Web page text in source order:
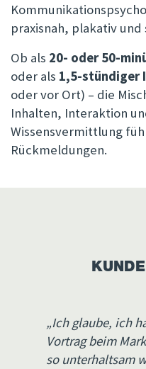
praxisnah, plakativ
Ob als 20- oder 50-
oder als 1,5-stündiger
oder vor Ort) – die
Inhalten, Interaktion
Wissensvermittlung
Rückmeldungen.
„Ich glaube, ich
Vortrag beim
so unterhaltsam